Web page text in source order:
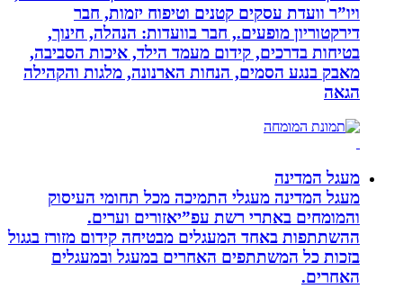
ויו”ר וועדת עסקים קטנים וטיפוח יזמות, חבר
דירקטוריון מופעים., חבר בוועדות: הנהלה, חינוך,
בטיחות בדרכים, קידום מעמד הילד, איכות הסביבה,
מאבק בנגע הסמים, הנחות הארנונה, מלגות והקהילה
מעגל המדינה
מעגל המדינה מעגלי התמיכה מכל תחומי העיסוק
והמומחים באתרי רשת עפ”יאזורים וערים.
ההשתתפות באחד המעגלים מבטיחה קידום מזורז בגגול
בזכות כל המשתתפים האחרים במעגל ובמעגלים
האחרים.